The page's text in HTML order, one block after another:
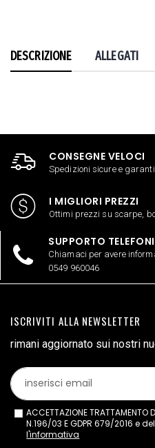
DESCRIZIONE ALLEGATI
CONSEGNE VELOCI
Spedizioni sicure e
I MIGLIORI PREZZI
Ottimi prezzi su scarpe,
SUPPORTO
Chiamaci per avere
0549 960046
ISCRIVITI ALLA NEWSLETTER
rimani aggiornato sui nostri
ACCETTAZIONE TRATTAMENTO
N.196/03 E GDPR 679/2016
l'informativa